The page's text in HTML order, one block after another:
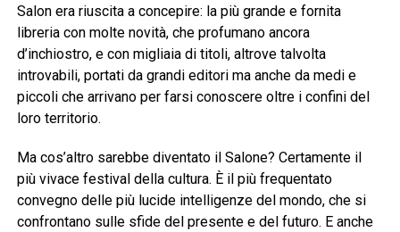
Salon era riuscita a concepire: la più grande e fornita
libreria con molte novità, che profumano ancora
d’inchiostro, e con migliaia di titoli, altrove talvolta
introvabili, portati da grandi editori ma anche da medi e
piccoli che arrivano per farsi conoscere oltre i confini del
loro territorio.
Ma cos’altro sarebbe diventato il Salone? Certamente il
più vivace festival della cultura. È il più frequentato
convegno delle più lucide intelligenze del mondo, che si
confrontano sulle sfide del presente e del futuro. E anche